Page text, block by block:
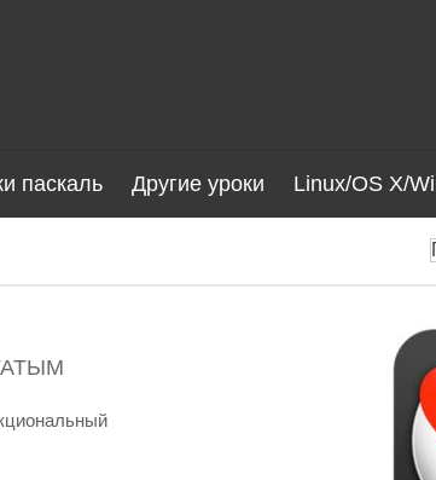
паскаль Другие уроки Linux/OS X/